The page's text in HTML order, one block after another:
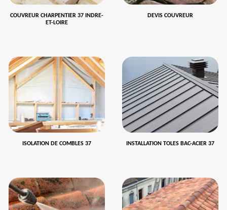
COUVREUR CHARPENTIER 37 INDRE-
ET-LOIRE
DEVIS COUVREUR
ISOLATION DE COMBLES 37 INSTALLATION TOLES BAC-ACIER 37